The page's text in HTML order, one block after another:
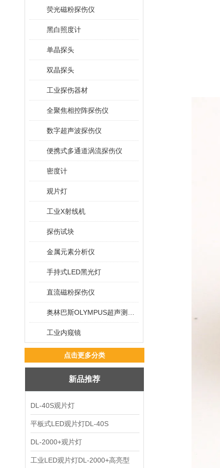
荧光磁粉探伤仪
黑白照度计
单晶探头
双晶探头
工业探伤器材
全聚焦相控阵探伤仪
数字超声波探伤仪
便携式多通道涡流探伤仪
密度计
观片灯
工业X射线机
探伤试块
金属元素分析仪
手持式LED黑光灯
直流磁粉探伤仪
工业内窥镜
点击更多分类
新品推荐
DL-40S观片灯
平板式LED观片灯DL-40S
DL-2000+观片灯
工业LED观片灯DL-2000+高亮型